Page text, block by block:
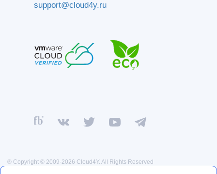
support@cloud4y.ru
® Copyright © 2009-2026 Cloud4Y. All Rights Reserved